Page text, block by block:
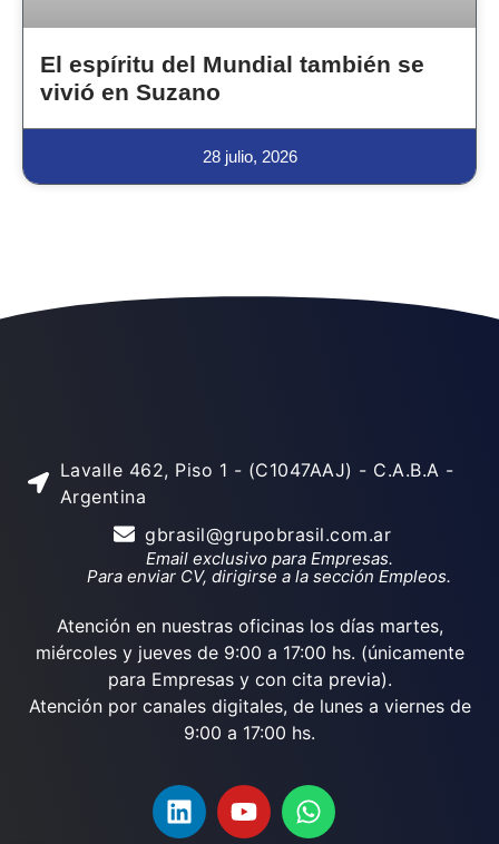
El espíritu del Mundial también se
vivió en Suzano
28 julio, 2026
Lavalle 462, Piso 1 - (C1047AAJ) - C.A.B.A -
Argentina
gbrasil@grupobrasil.com.ar
Email exclusivo para Empresas.
Para enviar CV, dirigirse a la sección Empleos.
Atención en nuestras oficinas los días martes,
miércoles y jueves de 9:00 a 17:00 hs. (únicamente
para Empresas y con cita previa).
Atención por canales digitales, de lunes a viernes de
9:00 a 17:00 hs.